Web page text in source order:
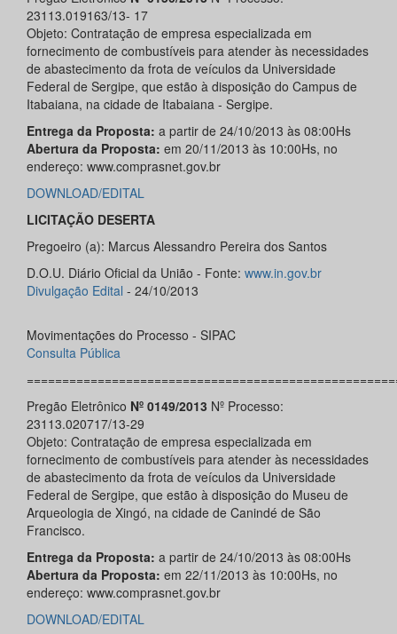
23113.019163/13- 17
Objeto: Contratação de empresa especializada em
fornecimento de combustíveis para atender às necessidades
de abastecimento da frota de veículos da Universidade
Federal de Sergipe, que estão à disposição do Campus de
Itabaiana, na cidade de Itabaiana - Sergipe.
Entrega da Proposta: a partir de 24/10/2013 às 08:00Hs
Abertura da Proposta: em 20/11/2013 às 10:00Hs, no
endereço: www.comprasnet.gov.br
DOWNLOAD/EDITAL
LICITAÇÃO DESERTA
Pregoeiro (a): Marcus Alessandro Pereira dos Santos
D.O.U. Diário Oficial da União - Fonte: www.in.gov.br
Divulgação Edital - 24/10/2013
Movimentações do Processo - SIPAC
Consulta Pública
Pregão Eletrônico Nº 0149/2013 Nº Processo:
23113.020717/13-29
Objeto: Contratação de empresa especializada em
fornecimento de combustíveis para atender às necessidades
de abastecimento da frota de veículos da Universidade
Federal de Sergipe, que estão à disposição do Museu de
Arqueologia de Xingó, na cidade de Canindé de São
Francisco.
Entrega da Proposta: a partir de 24/10/2013 às 08:00Hs
Abertura da Proposta: em 22/11/2013 às 10:00Hs, no
endereço: www.comprasnet.gov.br
DOWNLOAD/EDITAL